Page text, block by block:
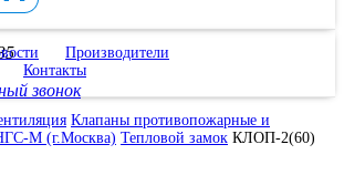
звонок
Производители
Контакты
Клапаны противопожарные и
М (г.Москва) Тепловой замок КЛОП-2(60)